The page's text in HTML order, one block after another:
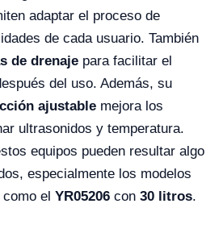
adaptar el proceso de
de cada usuario. También
de drenaje para facilitar el
del uso. Además, su
ajustable mejora los
ultrasonidos y temperatura.
equipos pueden resultar algo
especialmente los modelos
el YR05206 con 30 litros.